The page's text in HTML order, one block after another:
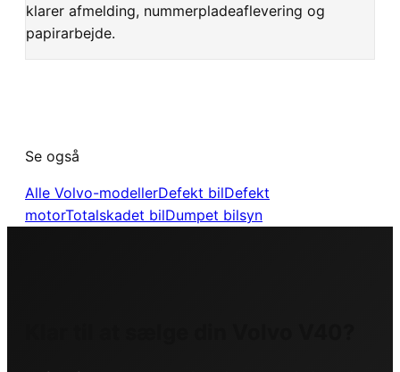
klarer afmelding, nummerpladeaflevering og
papirarbejde.
Se også
Alle Volvo-modellerDefekt bilDefekt
motorTotalskadet bilDumpet bilsyn